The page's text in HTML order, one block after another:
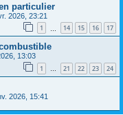
particulier
2026, 23:21
1 14 15 16 17
13:03
1 … 21 22 23 24
2026, 15:41